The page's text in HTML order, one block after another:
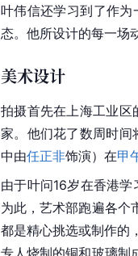
叶伟信还学习到了作为
态。他所设计的每一场
美术设计
拍摄首先在上海工业区
家。他们花了数周时
中由任正非饰演）在甲
由于叶问16岁在香港
为此，艺术部跑遍各个
都是精心挑选或制作的